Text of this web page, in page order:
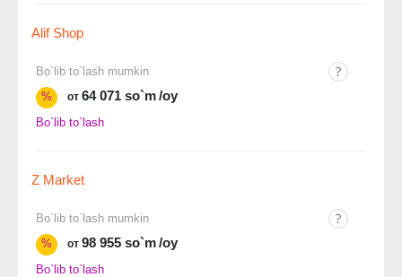
Alif Shop
Bo`lib to`lash mumkin
%
от 64 071 so`m/oy
Bo`lib to`lash
Z Market
Bo`lib to`lash mumkin
%
от 98 955 so`m/oy
Bo`lib to`lash